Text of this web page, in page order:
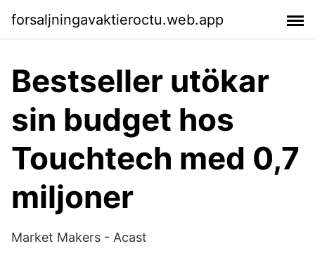
forsaljningavaktieroctu.web.app
Bestseller utökar
sin budget hos
Touchtech med 0,7
miljoner
Market Makers - Acast